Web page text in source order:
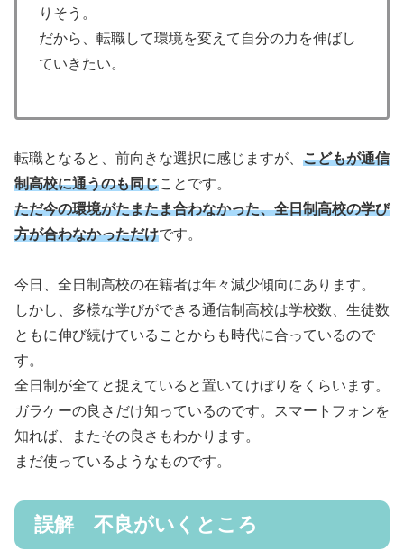
りそう。
だから、転職して環境を変えて自分の力を伸ばし
ていきたい。
転職となると、前向きな選択に感じますが、 こどもが通信
制高校に通うのも同じことです。
ただ今の環境がたまたま合わなかった、全日制高校の学び
方が合わなかっただけです。
今日、全日制高校の在籍者は年々減少傾向にあります。
しかし、多様な学びができる通信制高校は学校数、生徒数
ともに伸び続けていることからも時代に合っているので
す。
全日制が全てと捉えていると置いてけぼりをくらいます。
ガラケーの良さだけ知っているのです。スマートフォンを
知れば、またその良さもわかります。
まだ使っているようなものです。
誤解 不良がいくところ